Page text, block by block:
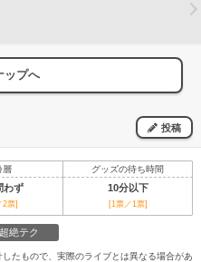
ップへ
投稿
層 グッズの待ち時間
わず 10分以下
2票] [1票／1票]
超絶テク
たもので、実際のライブとは異なる場合があ